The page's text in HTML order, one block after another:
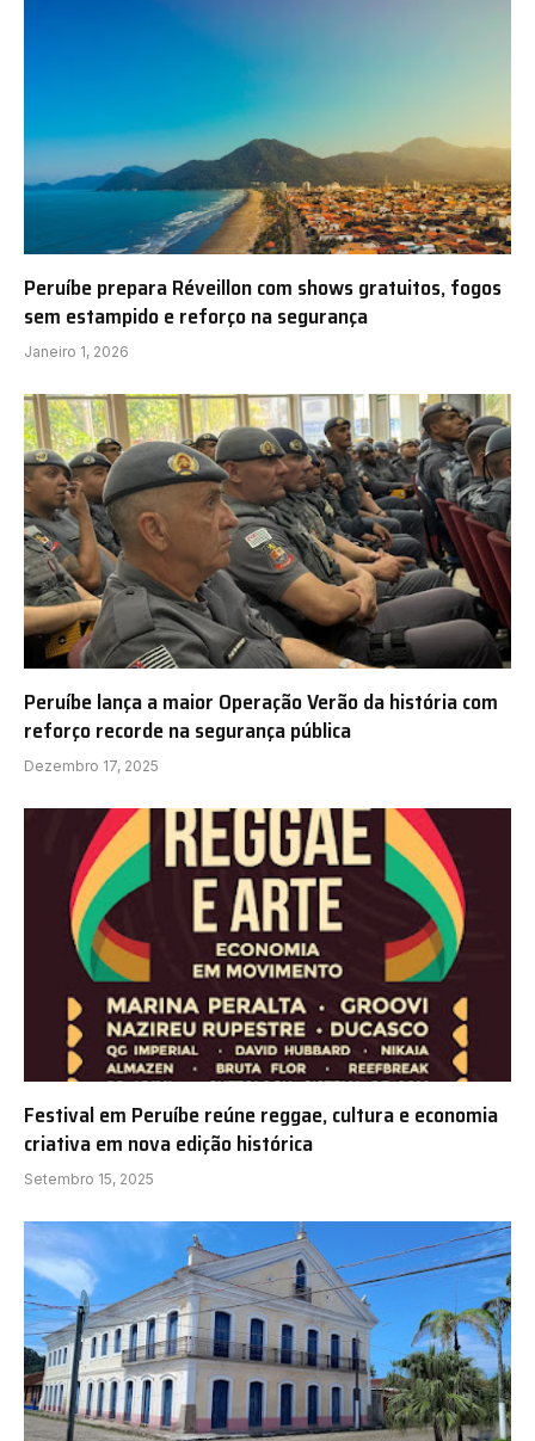
Peruíbe prepara Réveillon com shows gratuitos, fogos
sem estampido e reforço na segurança
Janeiro 1, 2026
Peruíbe lança a maior Operação Verão da história com
reforço recorde na segurança pública
Dezembro 17, 2025
Festival em Peruíbe reúne reggae, cultura e economia
criativa em nova edição histórica
Setembro 15, 2025